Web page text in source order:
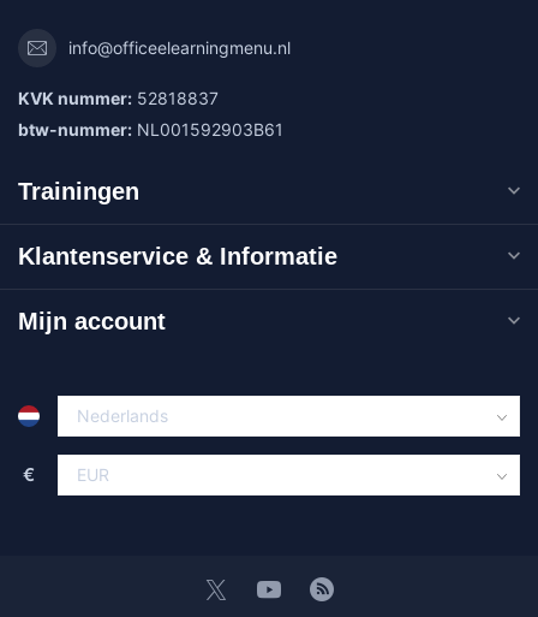
info@officeelearningmenu.nl
KVK nummer: 52818837
btw-nummer: NL001592903B61
Trainingen
Klantenservice & Informatie
Mijn account
€